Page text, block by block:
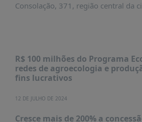
Consolação, 371, região central da
R$ 100 milhões do Programa
redes de agroecologia e
fins lucrativos
12 DE JULHO DE 2024
Cresce mais de 200% a